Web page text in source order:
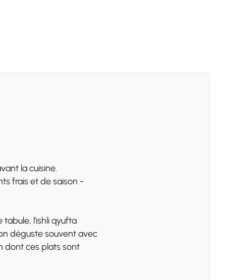
la cuisine.
frais et de saison -
l'ishli qyufta
déguste souvent avec
dont ces plats sont